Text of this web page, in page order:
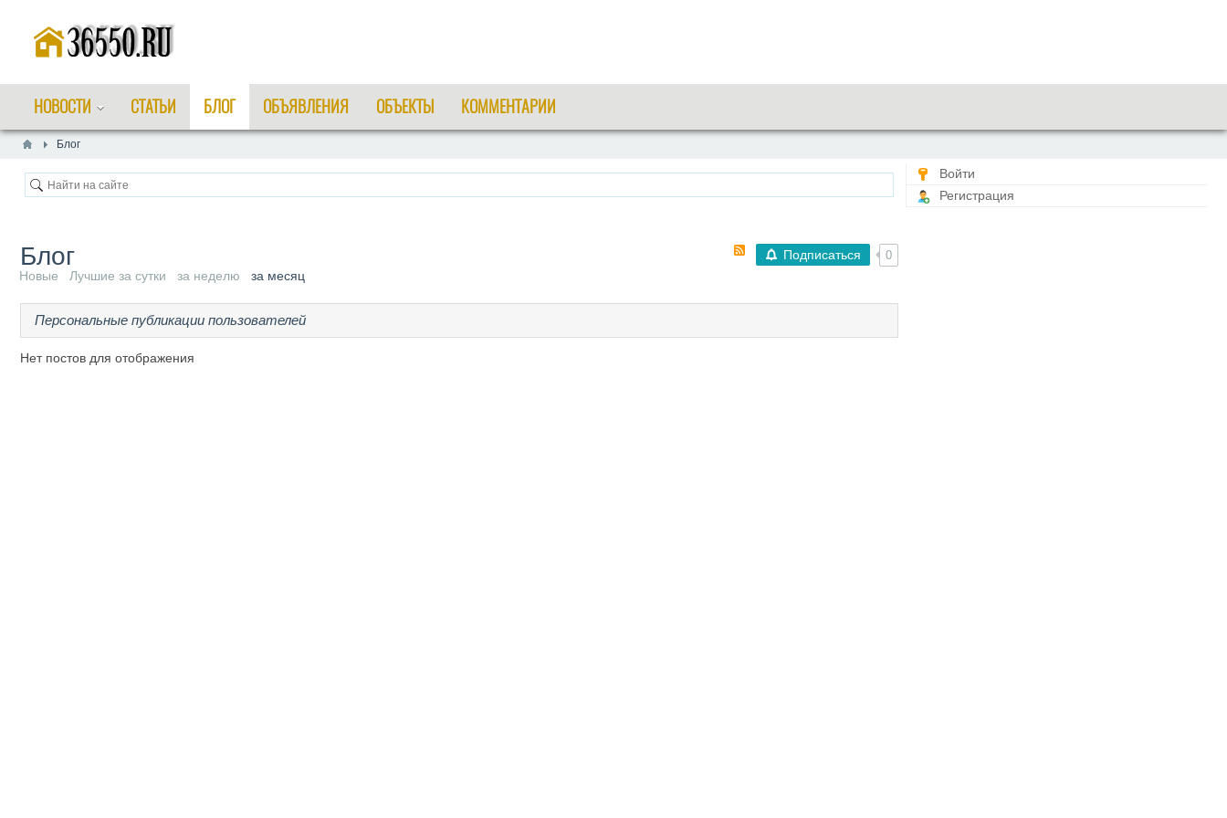
НОВОСТИ СТАТЬИ БЛОГ ОБЪЯВЛЕНИЯ ОБЪЕКТЫ КОММЕНТАРИИ
Блог
Подписаться 0
Блог
Новые Лучшие за сутки за неделю за месяц
Персональные публикации пользователей
Нет постов для отображения
Войти
Регистрация